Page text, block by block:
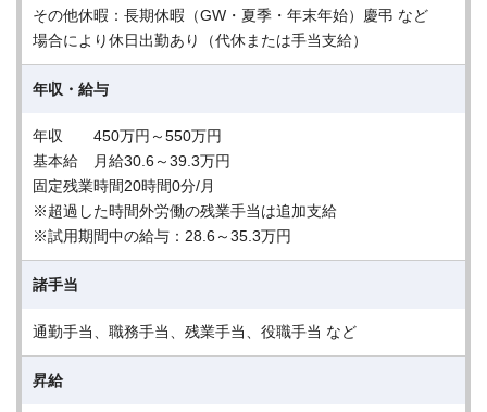
その他休暇：長期休暇（GW・夏季・年末年始）慶弔 など
場合により休日出勤あり（代休または手当支給）
年収・給与
年収 450万円～550万円
基本給 月給30.6～39.3万円
固定残業時間20時間0分/月
※超過した時間外労働の残業手当は追加支給
※試用期間中の給与：28.6～35.3万円
諸手当
通勤手当、職務手当、残業手当、役職手当 など
昇給